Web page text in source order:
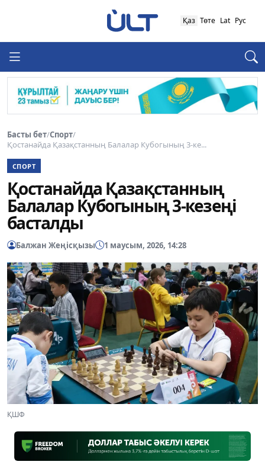
Қаз Төте Lat Рус
Басты бет/Спорт/
Қостанайда Қазақстанның Балалар Кубогының 3-ке...
СПОРТ
Қостанайда Қазақстанның
Балалар Кубогының 3-кезеңі
басталды
Балжан Жеңісқызы 1 маусым, 2026, 14:28
ҚШФ